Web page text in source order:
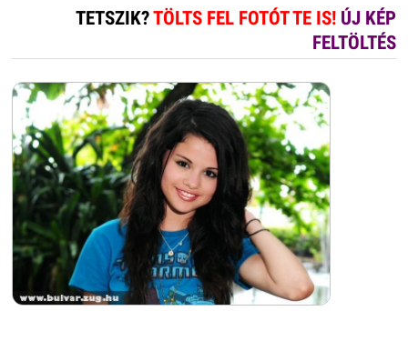
TETSZIK?TÖLTS FEL FOTÓT TE IS! ÚJ KÉP
FELTÖLTÉS